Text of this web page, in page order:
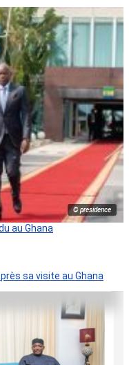
© presidence
au Ghana
sa visite au Ghana